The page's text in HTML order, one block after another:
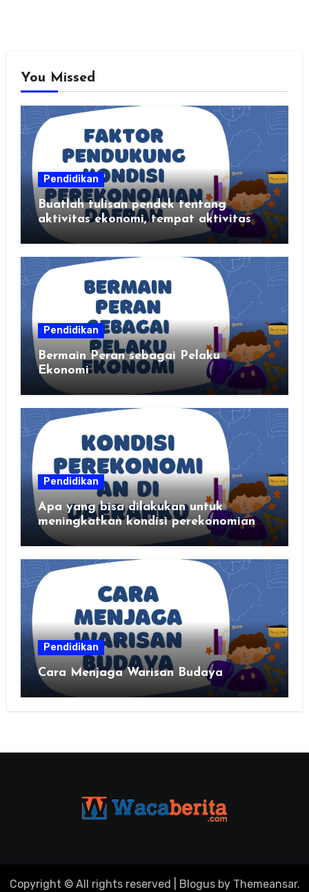
You Missed
Pendidikan
Buatlah tulisan pendek tentang
aktivitas ekonomi, tempat aktivitas
ekonomi, dan hasil produksi daerah
kalian
Pendidikan
Bermain Peran sebagai Pelaku
Ekonomi
Pendidikan
Apa yang bisa dilakukan untuk
meningkatkan kondisi perekonomian
daerahku?
Pendidikan
Cara Menjaga Warisan Budaya
Copyright © All rights reserved Blogusby Themeansar.